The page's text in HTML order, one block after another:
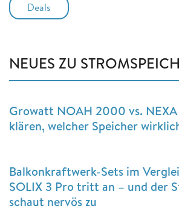
Deals
NEUES ZU
Growatt NOAH 2000 vs.
klären, welcher Speicher
Balkonkraftwerk-Sets im
SOLIX 3 Pro tritt an – und der
schaut nervös zu